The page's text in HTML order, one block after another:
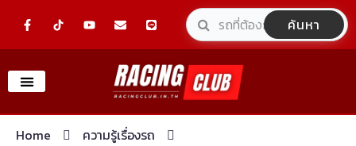
F
a
e
o
o
-
o
t
n
e
l
o
p
e
L
i
e
ค้นหา
Home
ความรู้เรื่องรถ